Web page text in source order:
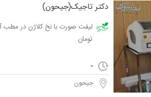
دکتر تاجیک(جیحون)
تومان
0
جیحون